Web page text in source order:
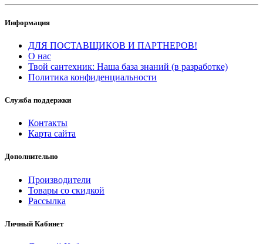
Информация
ДЛЯ ПОСТАВЩИКОВ И ПАРТНЕРОВ!
О нас
Твой сантехник: Наша база знаний (в разработке)
Политика конфиденциальности
Служба поддержки
Контакты
Карта сайта
Дополнительно
Производители
Товары со скидкой
Рассылка
Личный Кабинет